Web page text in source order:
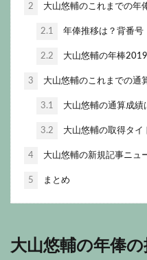
2 大山悠輔のこれまでの年
2.1 年俸推移は？背番号
2.2 大山悠輔の年棒
3 大山悠輔のこれまでの通
3.1 大山悠輔の通算成績
3.2 大山悠輔の取得タイ
4 大山悠輔の新規記事ニュ
5 まとめ
大山悠輔の年俸